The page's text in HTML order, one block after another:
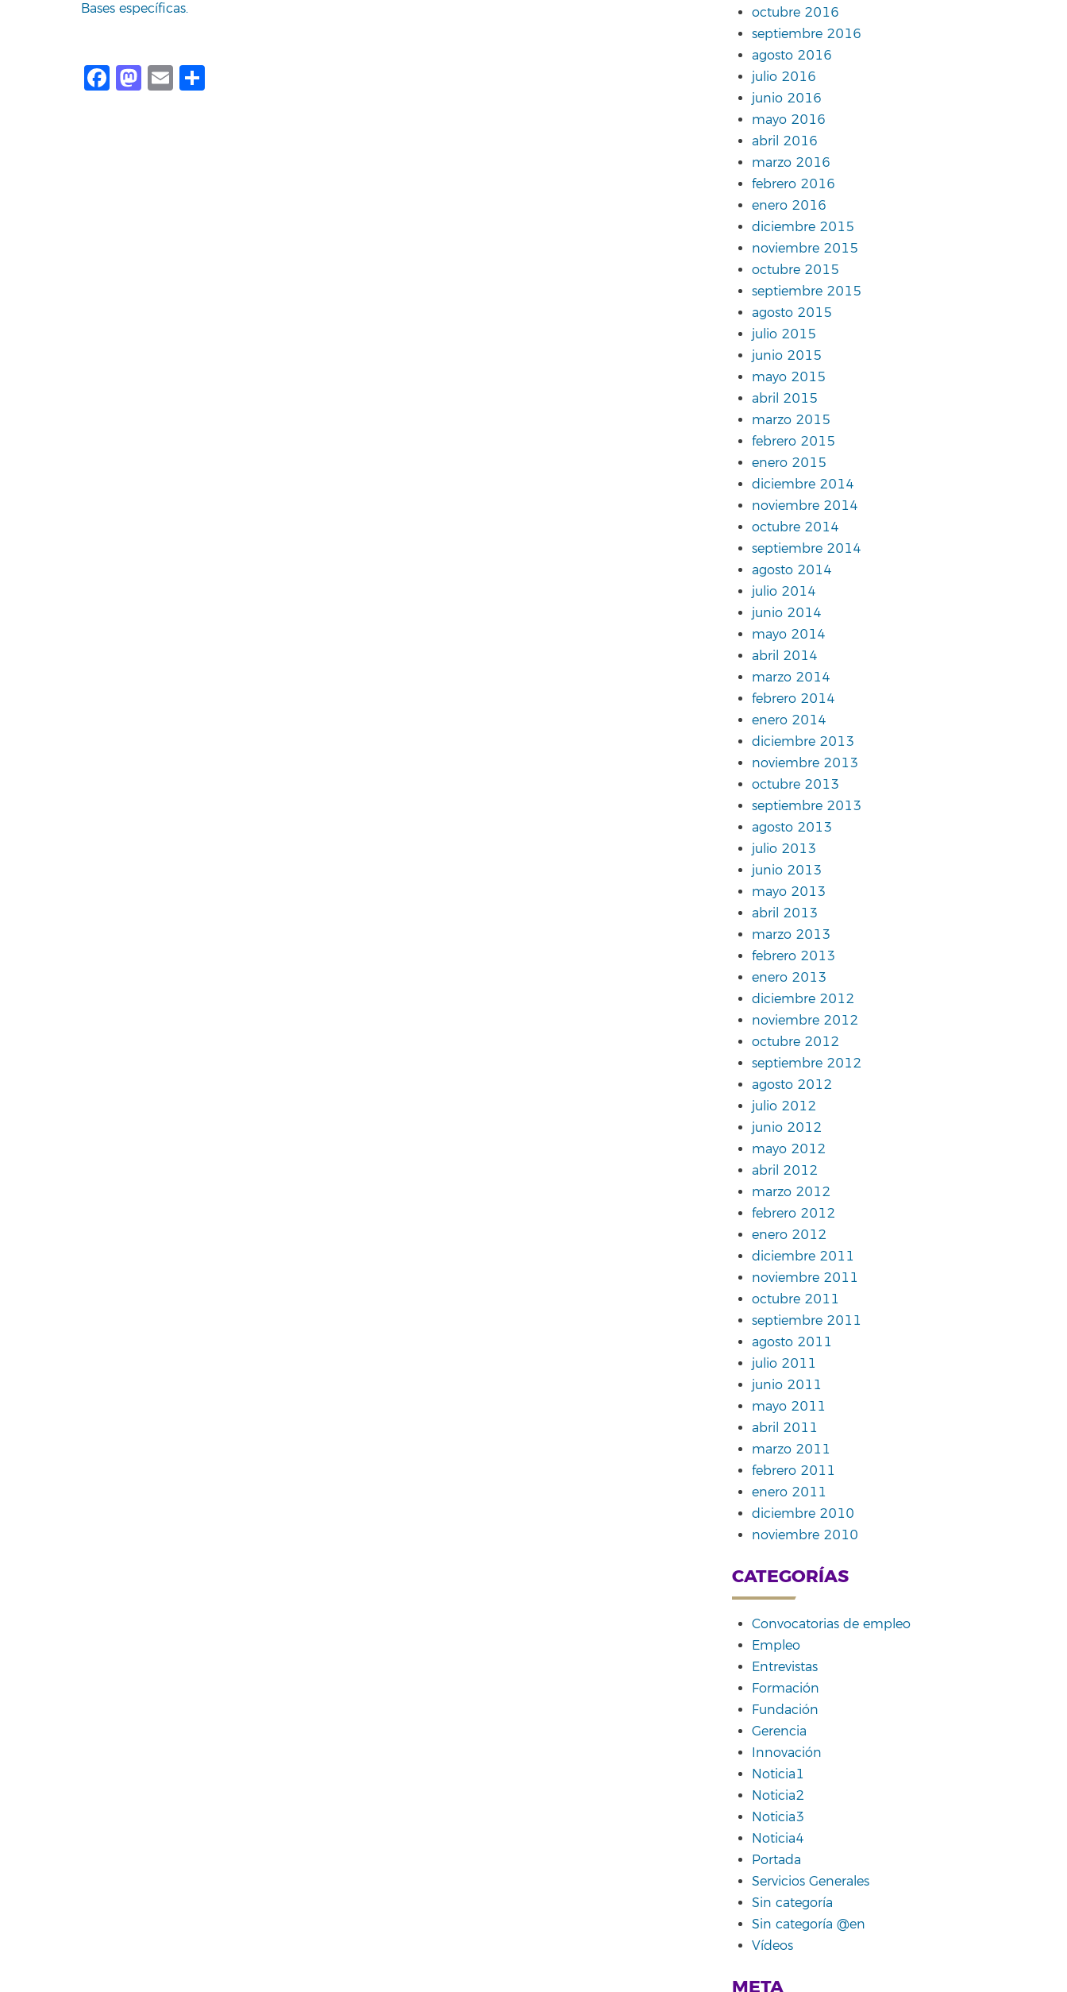
Bases específicas.
Facebook
Mastodon
Email
octubre 2016
septiembre 2016
agosto 2016
julio 2016
junio 2016
mayo 2016
abril 2016
marzo 2016
febrero 2016
enero 2016
diciembre 2015
noviembre 2015
octubre 2015
septiembre 2015
agosto 2015
julio 2015
junio 2015
mayo 2015
abril 2015
marzo 2015
febrero 2015
enero 2015
diciembre 2014
noviembre 2014
octubre 2014
septiembre 2014
agosto 2014
julio 2014
junio 2014
mayo 2014
abril 2014
marzo 2014
febrero 2014
enero 2014
diciembre 2013
noviembre 2013
octubre 2013
septiembre 2013
agosto 2013
julio 2013
junio 2013
mayo 2013
abril 2013
marzo 2013
febrero 2013
enero 2013
diciembre 2012
noviembre 2012
octubre 2012
septiembre 2012
agosto 2012
julio 2012
junio 2012
mayo 2012
abril 2012
marzo 2012
febrero 2012
enero 2012
diciembre 2011
noviembre 2011
octubre 2011
septiembre 2011
agosto 2011
julio 2011
junio 2011
mayo 2011
abril 2011
marzo 2011
febrero 2011
enero 2011
diciembre 2010
noviembre 2010
CATEGORÍAS
Convocatorias de empleo
Empleo
Entrevistas
Formación
Fundación
Gerencia
Innovación
Noticia1
Noticia2
Noticia3
Noticia4
Portada
Servicios Generales
Sin categoría
Sin categoría @en
Vídeos
META